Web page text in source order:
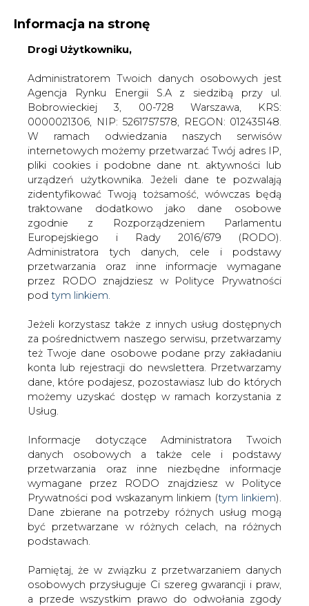
KONTAKT:
WYDAWCA PORTALU:
WYSOKI KONTRAST WIELKOŚĆ TEKSTU A A
ZALOGUJ SIĘ
WŁĄCZ CIRE.TV
Informacja na stronę
Drogi Użytkowniku,
Administratorem Twoich danych osobowych jest
Agencja Rynku Energii S.A z siedzibą przy ul.
Bobrowieckiej 3, 00-728 Warszawa, KRS:
0000021306, NIP: 5261757578, REGON: 012435148.
W ramach odwiedzania naszych serwisów
internetowych możemy przetwarzać Twój adres IP,
pliki cookies i podobne dane nt. aktywności lub
urządzeń użytkownika. Jeżeli dane te pozwalają
zidentyfikować Twoją tożsamość, wówczas będą
traktowane dodatkowo jako dane osobowe
zgodnie z Rozporządzeniem Parlamentu
Europejskiego i Rady 2016/679 (RODO).
Administratora tych danych, cele i podstawy
przetwarzania oraz inne informacje wymagane
przez RODO znajdziesz w Polityce Prywatności
pod tym linkiem.
Jeżeli korzystasz także z innych usług dostępnych
za pośrednictwem naszego serwisu, przetwarzamy
też Twoje dane osobowe podane przy zakładaniu
konta lub rejestracji do newslettera. Przetwarzamy
dane, które podajesz, pozostawiasz lub do których
możemy uzyskać dostęp w ramach korzystania z
Usług.
Informacje dotyczące Administratora Twoich
danych osobowych a także cele i podstawy
przetwarzania oraz inne niezbędne informacje
wymagane przez RODO znajdziesz w Polityce
Prywatności pod wskazanym linkiem (tym linkiem).
Dane zbierane na potrzeby różnych usług mogą
być przetwarzane w różnych celach, na różnych
podstawach.
Pamiętaj, że w związku z przetwarzaniem danych
osobowych przysługuje Ci szereg gwarancji i praw,
a przede wszystkim prawo do odwołania zgody
Strona główna ZIELONA GOSPODARKA /
Sztuczne
Słońce we Francji
2005-06-09 00:00
skomentuj
udostępnij:
Sztuczne Słońce we Francji